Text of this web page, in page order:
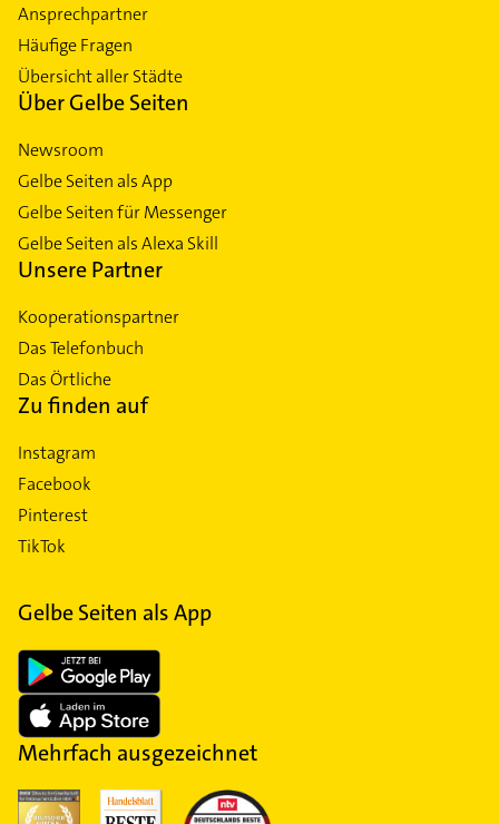
Ansprechpartner
Häufige Fragen
Übersicht aller Städte
Über Gelbe Seiten
Newsroom
Gelbe Seiten als App
Gelbe Seiten für Messenger
Gelbe Seiten als Alexa Skill
Unsere Partner
Kooperationspartner
Das Telefonbuch
Das Örtliche
Zu finden auf
Instagram
Facebook
Pinterest
TikTok
Gelbe Seiten als App
Mehrfach ausgezeichnet